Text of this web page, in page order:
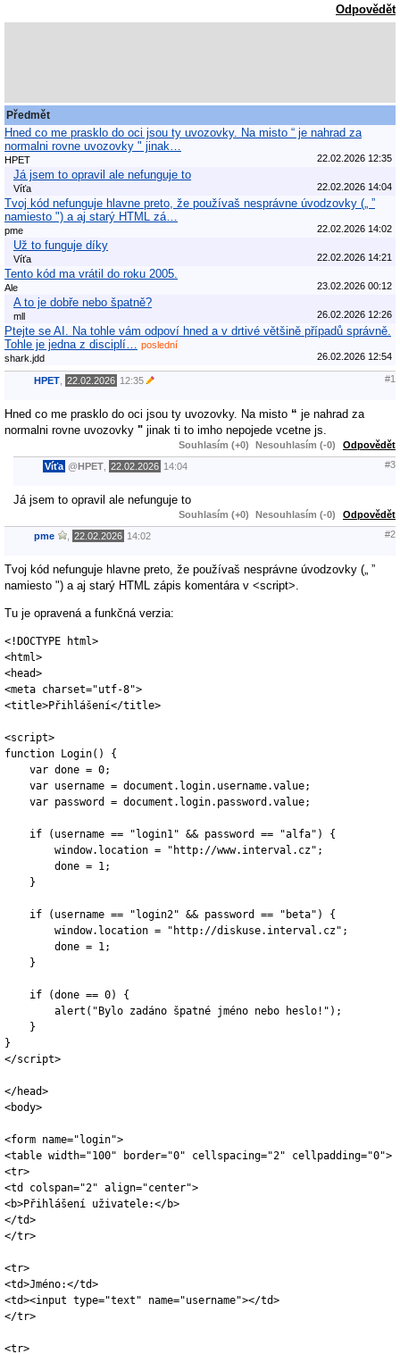
Odpovědět
Předmět
Hned co me prasklo do oci jsou ty uvozovky. Na misto “ je nahrad za
normalni rovne uvozovky " jinak…
HPET 22.02.2026 12:35
Já jsem to opravil ale nefunguje to
Víťa 22.02.2026 14:04
Tvoj kód nefunguje hlavne preto, že používaš nesprávne úvodzovky („ ”
namiesto ") a aj starý HTML zá…
pme 22.02.2026 14:02
Už to funguje díky
Víťa 22.02.2026 14:21
Tento kód ma vrátil do roku 2005.
Ale 23.02.2026 00:12
A to je dobře nebo špatně?
mll 26.02.2026 12:26
Ptejte se AI. Na tohle vám odpoví hned a v drtivé většině případů správně.
Tohle je jedna z disciplí…
poslední
shark.jdd
26.02.2026 12:54
HPET 22.02.2026 12:35 #1
Hned co me prasklo do oci jsou ty uvozovky. Na misto “ je nahrad za
normalni rovne uvozovky " jinak ti to imho nepojede vcetne js.
Souhlasím (+0) Nesouhlasím (-0) Odpovědět
Víťa @HPET 22.02.2026 14:04 #3
Já jsem to opravil ale nefunguje to
Souhlasím (+0) Nesouhlasím (-0) Odpovědět
pme 22.02.2026 14:02 #2
Tvoj kód nefunguje hlavne preto, že používaš nesprávne úvodzovky („ ”
namiesto ") a aj starý HTML zápis komentára v <script>.
Tu je opravená a funkčná verzia:
<!DOCTYPE html>
<html>
<head>
<meta charset="utf-8">
<title>Přihlášení</title>
<script>
function Login() {
    var done = 0;
    var username = document.login.username.value;
    var password = document.login.password.value;
    if (username == "login1" && password == "alfa") {
        window.location = "http://www.interval.cz";
        done = 1;
    }
    if (username == "login2" && password == "beta") {
        window.location = "http://diskuse.interval.cz";
        done = 1;
    }
    if (done == 0) {
        alert("Bylo zadáno špatné jméno nebo heslo!");
    }
}
</script>
</head>
<body>
<form name="login">
<table width="100" border="0" cellspacing="2" cellpadding="0">
<tr>
<td colspan="2" align="center">
<b>Přihlášení uživatele:</b>
</td>
</tr>
<tr>
<td>Jméno:</td>
<td><input type="text" name="username"></td>
</tr>
<tr>